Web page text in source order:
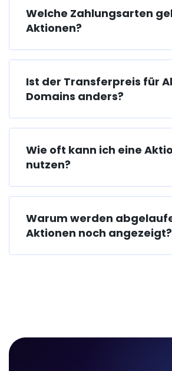
Welche Zahlungsarten
Aktionen?
Ist der Transferpreis für
Domains anders?
Wie oft kann ich eine
nutzen?
Warum werden
Aktionen noch angezeigt?